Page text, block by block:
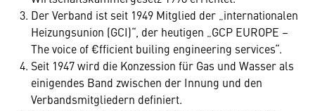
Der Verband ist seit 1949 Mitglied der „internationalen
Heizungsunion (GCI)“, der heutigen „GCP EUROPE –
The voice of €fficient builing engineering services“.
Seit 1947 wird die Konzession für Gas und Wasser als
einigendes Band zwischen der Innung und den
Verbandsmitgliedern definiert.